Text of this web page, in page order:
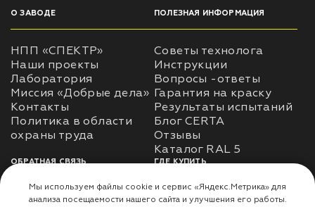
О ЗАВОДЕ
НПП «СПЕКТР»
Наши проекты
Лаборатория
Миссия «Добрые дела»
Контакты
Политика в области
ПОЛЕЗНАЯ ИНФОРМАЦИЯ
Советы технолога
Инструкции
Вопросы -ответы
Гарантия на краску
Результаты испытаний
Блог CERTA
Отзывы
Каталог RAL 5
ОБРАТНАЯ СВЯЗЬ
Использование
ГДЕ КУПИТЬ
Доставка